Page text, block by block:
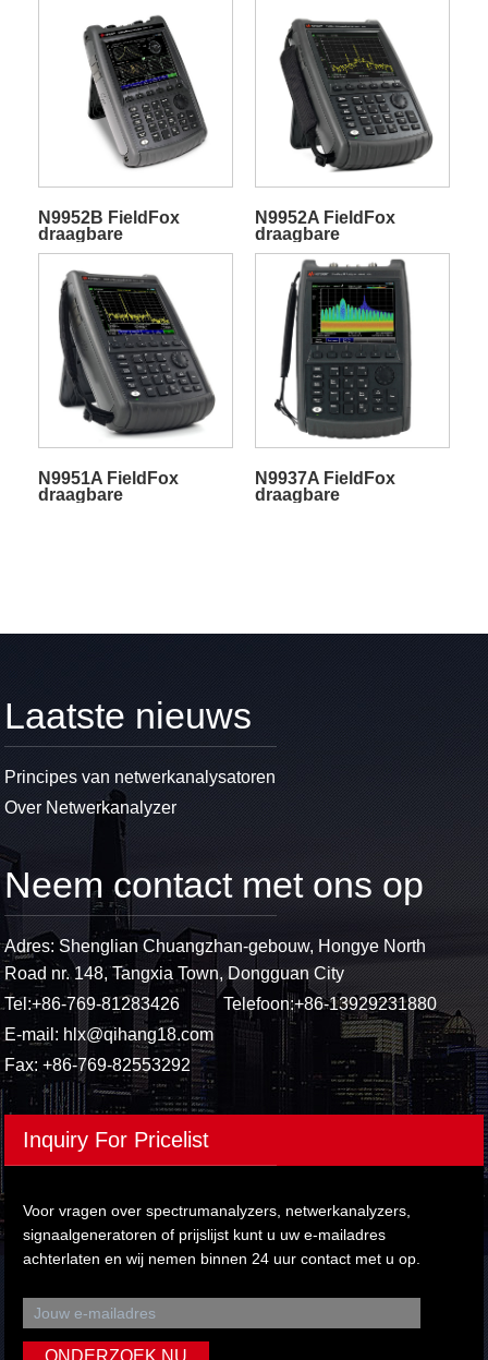
N9952B FieldFox
draagbare
microgolfspectrumanalyzer
N9952A FieldFox
draagbare
microgolfspectrumanalyzer
N9951A FieldFox
draagbare
N9937A FieldFox
draagbare
Laatste nieuws
Principes van netwerkanalysatoren
Over Netwerkanalyzer
Neem contact met ons op
Adres: Shenglian Chuangzhan-gebouw, Hongye North
Road nr. 148, Tangxia Town, Dongguan City
Tel:+86-769-81283426 Telefoon:+86-13929231880
E-mail: hlx@qihang18.com
Fax: +86-769-82553292
Inquiry For Pricelist
Voor vragen over spectrumanalyzers, netwerkanalyzers,
signaalgeneratoren of prijslijst kunt u uw e-mailadres
achterlaten en wij nemen binnen 24 uur contact met u op.